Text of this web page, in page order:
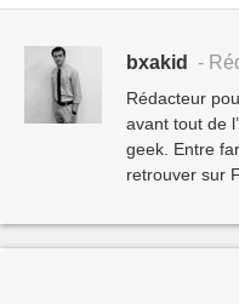
bxakid -
Rédacteur
avant tout de
geek. Entre
retrouver sur